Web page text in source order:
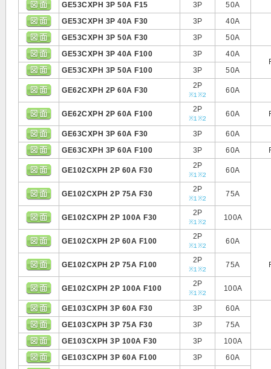
GE53CXPH 3P 50A F15
3P
50A
GE53CXPH 3P 40A F30
3P
40A
GE53CXPH 3P 50A F30
3P
50A
GE53CXPH 3P 40A F100
3P
40A
GE53CXPH 3P 50A F100
3P 50A
GE62CXPH 2P 60A F30
2P
※1 ※2
60A
GE62CXPH 2P 60A F100
2P
※1 ※2
60A
GE63CXPH 3P 60A F30 3P 60A
GE63CXPH 3P 60A F100
3P 60A
GE102CXPH 2P 60A F30
2P
※1 ※2
60A
GE102CXPH 2P 75A F30
2P
※1 ※2
75A
GE102CXPH 2P 100A F30
2P
※1 ※2
100A
GE102CXPH 2P 60A F100
2P
※1 ※2
60A
GE102CXPH 2P 75A F100
2P
※1 ※2
75A
GE102CXPH 2P 100A F100
2P
※1 ※2
100A
GE103CXPH 3P 60A F30 3P
60A
GE103CXPH 3P 75A F30 3P
75A
GE103CXPH 3P 100A F30
3P
100A
GE103CXPH 3P 60A F100
3P
60A